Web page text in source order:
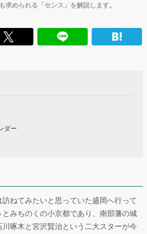
求められる「センス」を解説します。
ダー
ねてみたいと思っていた盛岡へ行って
みちのくの小京都であり、南部藩の城
啄木と宮沢賢治という二大スターが今